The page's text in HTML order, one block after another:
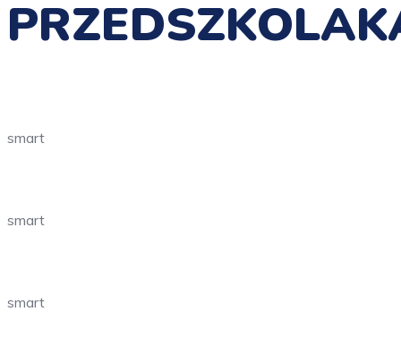
smart
smart
smart